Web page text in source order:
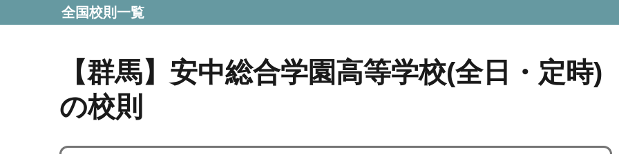
全国校則一覧
【群馬】安中総合学園高等学校(全日・定時)
の校則